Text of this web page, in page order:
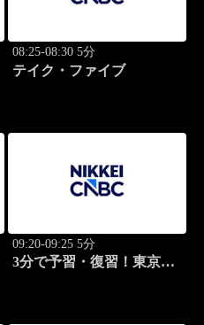
08:25-08:30 5分
テイク・ファイブ
09:20-09:25 5分
3分で予習・復習！東京市